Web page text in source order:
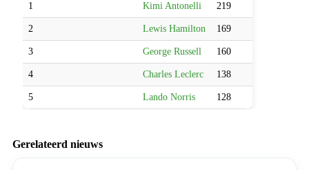
1 Kimi Antonelli 219
2 Lewis Hamilton 169
3 George Russell 160
4 Charles Leclerc 138
5 Lando Norris 128
Gerelateerd nieuws